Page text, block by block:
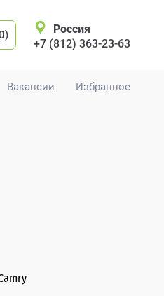
Вакансии Избранное
Россия
+7 (812) 363-23-63